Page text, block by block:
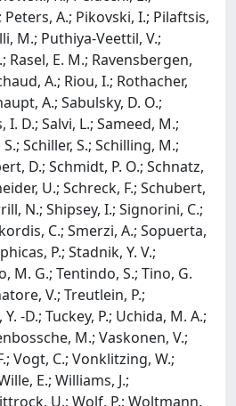
A.; Pikovski, I.; Pilaftsis,
M.; Puthiya-Veettil, V.;
Rasel, E. M.; Ravensbergen,
A.; Riou, I.; Rothacher,
A.; Sabulsky, D. O.;
D.; Salvi, L.; Sameed, M.;
Schiller, S.; Schilling, M.;
D.; Schmidt, P. O.; Schnatz,
U.; Schreck, F.; Schubert,
N.; Shipsey, I.; Signorini, C.;
C.; Smerzi, A.; Sopuerta,
P.; Stadnik, Y. V.;
M. G.; Tentindo, S.; Tino, G.
V.; Treutlein, P.;
-D.; Tuckey, P.; Uchida, M. A.;
M.; Vaskonen, V.;
Vogt, C.; Vonklitzing, W.;
E.; Williams, J.;
U.; Wolf, P.; Woltmann,